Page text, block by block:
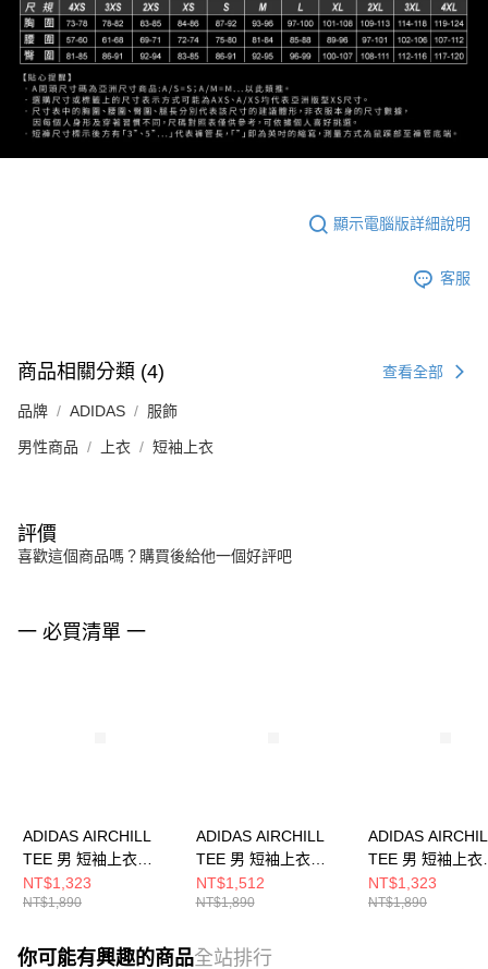
顯示電腦版詳細說明
客服
商品相關分類 (4) 查看全部
品牌 ADIDAS 服飾
男性商品 上衣 短袖上衣
評價
喜歡這個商品嗎？購買後給他一個好評吧
一 必買清單 一
ADIDAS AIRCHILL
TEE 男 短袖上衣
JI8195
NT$1,323
NT$1,890
ADIDAS AIRCHILL
TEE 男 短袖上衣
KT3260
NT$1,512
NT$1,890
ADIDAS
TEE 男 短袖上衣
JE5747
NT$1,323
NT$1,890
你可能有興趣的商品全站排行